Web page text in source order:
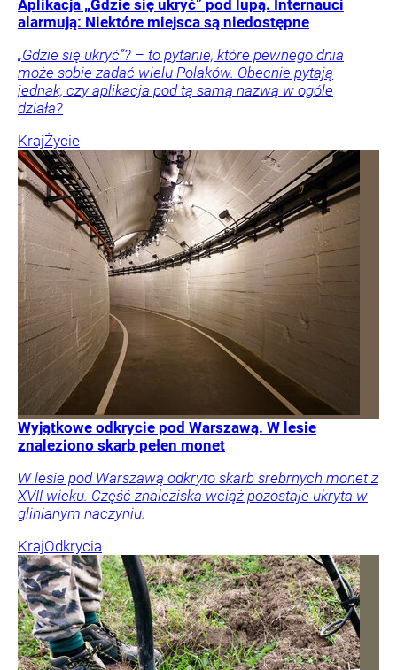
Aplikacja „Gdzie się ukryć” pod lupą. Internauci
alarmują: Niektóre miejsca są niedostępne
„Gdzie się ukryć”? – to pytanie, które pewnego dnia
może sobie zadać wielu Polaków. Obecnie pytają
jednak, czy aplikacja pod tą samą nazwą w ogóle
działa?
KrajŻycie
Wyjątkowe odkrycie pod Warszawą. W lesie
znaleziono skarb pełen monet
W lesie pod Warszawą odkryto skarb srebrnych monet z
XVII wieku. Część znaleziska wciąż pozostaje ukryta w
glinianym naczyniu.
KrajOdkrycia